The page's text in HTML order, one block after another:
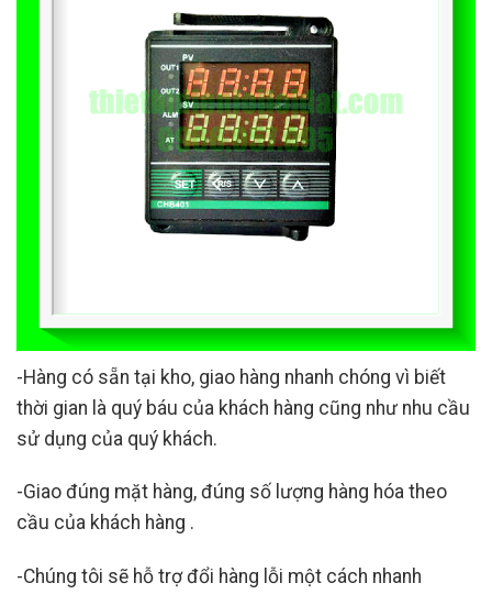
-Hàng có sẵn tại kho, giao hàng nhanh chóng vì biết
thời gian là quý báu của khách hàng cũng như nhu cầu
sử dụng của quý khách.
-Giao đúng mặt hàng, đúng số lượng hàng hóa theo
cầu của khách hàng .
-Chúng tôi sẽ hỗ trợ đổi hàng lỗi một cách nhanh